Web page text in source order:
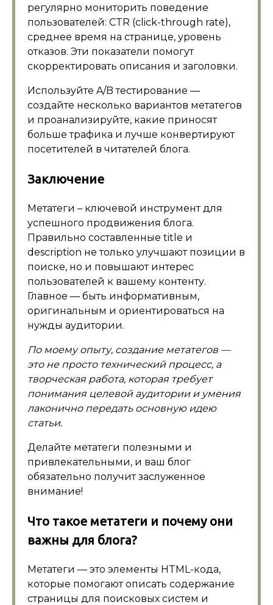
регулярно мониторить поведение
пользователей: CTR (click-through rate),
среднее время на странице, уровень
отказов. Эти показатели помогут
скорректировать описания и заголовки.
Используйте A/B тестирование —
создайте несколько вариантов метатегов
и проанализируйте, какие приносят
больше трафика и лучше конвертируют
посетителей в читателей блога.
Заключение
Метатеги – ключевой инструмент для
успешного продвижения блога.
Правильно составленные title и
description не только улучшают позиции в
поиске, но и повышают интерес
пользователей к вашему контенту.
Главное — быть информативным,
оригинальным и ориентироваться на
нужды аудитории.
По моему опыту, создание метатегов —
это не просто технический процесс, а
творческая работа, которая требует
понимания целевой аудитории и умения
лаконично передать основную идею
статьи.
Делайте метатеги полезными и
привлекательными, и ваш блог
обязательно получит заслуженное
внимание!
Что такое метатеги и почему они
важны для блога?
Метатеги — это элементы HTML-кода,
которые помогают описать содержание
страницы для поисковых систем и